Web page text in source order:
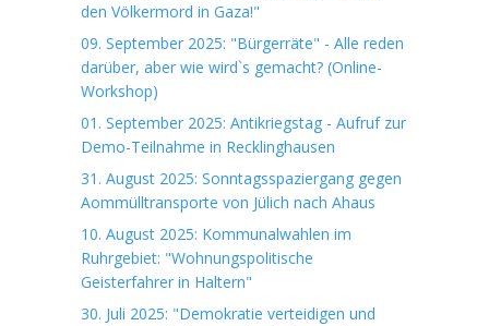
den Völkermord in Gaza!"
09. September 2025: "Bürgerräte" - Alle reden
darüber, aber wie wird`s gemacht? (Online-
Workshop)
01. September 2025: Antikriegstag - Aufruf zur
Demo-Teilnahme in Recklinghausen
31. August 2025: Sonntagsspaziergang gegen
Aommülltransporte von Jülich nach Ahaus
10. August 2025: Kommunalwahlen im
Ruhrgebiet: "Wohnungspolitische
Geisterfahrer in Haltern"
30. Juli 2025: "Demokratie verteidigen und